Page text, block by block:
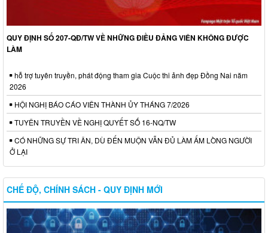
QUY ĐỊNH SỐ 207-QĐ/TW VỀ NHỮNG ĐIỀU ĐẢNG VIÊN KHÔNG ĐƯỢC
LÀM
hỗ trợ tuyên truyền, phát động tham gia Cuộc thi ảnh đẹp Đồng Nai năm
2026
HỘI NGHỊ BÁO CÁO VIÊN THÀNH ỦY THÁNG 7/2026
TUYÊN TRUYỀN VỀ NGHỊ QUYẾT SỐ 16-NQ/TW
CÓ NHỮNG SỰ TRI ÂN, DÙ ĐẾN MUỘN VẪN ĐỦ LÀM ẤM LÒNG NGƯỜI
Ở LẠI
CHẾ ĐỘ, CHÍNH SÁCH - QUY ĐỊNH MỚI